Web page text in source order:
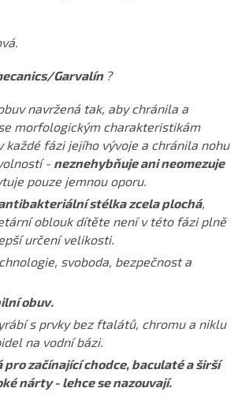
Garvalín ?
navržená tak, aby chránila a
morfologickým charakteristikám
každé fázi jejího vývoje a chránila nohu
- neznehybňuje ani neomezuje
pouze jemnou oporu.
stélka zcela plochá,
oblouk dítěte není v této fázi plně
určení velikosti.
svoboda, bezpečnost a
obuv.
s prvky bez ftalátů, chromu a niklu
na vodní bázi.
pro začínající chodce, baculaté a širší
nárty - lehce se nazouvají.